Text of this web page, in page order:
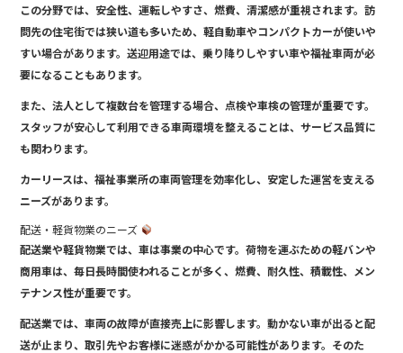
この分野では、安全性、運転しやすさ、燃費、清潔感が重視されます。訪
問先の住宅街では狭い道も多いため、軽自動車やコンパクトカーが使いや
すい場合があります。送迎用途では、乗り降りしやすい車や福祉車両が必
要になることもあります。
また、法人として複数台を管理する場合、点検や車検の管理が重要です。
スタッフが安心して利用できる車両環境を整えることは、サービス品質に
も関わります。
カーリースは、福祉事業所の車両管理を効率化し、安定した運営を支える
ニーズがあります。
配送・軽貨物業のニーズ
配送業や軽貨物業では、車は事業の中心です。荷物を運ぶための軽バンや
商用車は、毎日長時間使われることが多く、燃費、耐久性、積載性、メン
テナンス性が重要です。
配送業では、車両の故障が直接売上に影響します。動かない車が出ると配
送が止まり、取引先やお客様に迷惑がかかる可能性があります。そのた